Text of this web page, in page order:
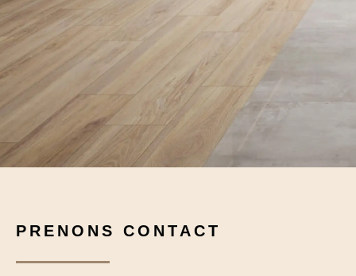
PRENONS CONTACT